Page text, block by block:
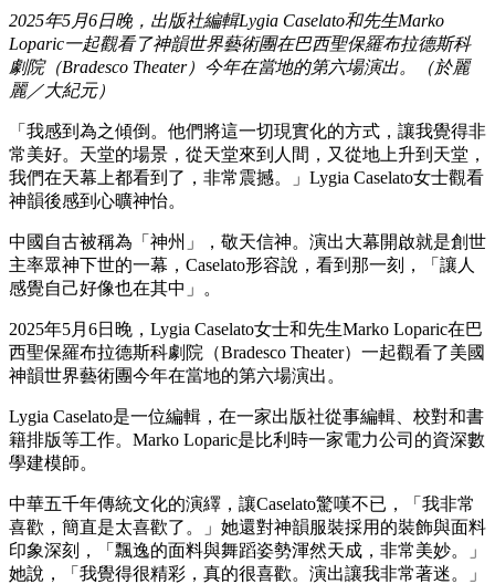
2025年5月6日晚，出版社編輯Lygia Caselato和先生Marko
Loparic一起觀看了神韻世界藝術團在巴西聖保羅布拉德斯科
劇院（Bradesco Theater）今年在當地的第六場演出。（於麗
麗／大紀元）
「我感到為之傾倒。他們將這一切現實化的方式，讓我覺得非
常美好。天堂的場景，從天堂來到人間，又從地上升到天堂，
我們在天幕上都看到了，非常震撼。」Lygia Caselato女士觀看
神韻後感到心曠神怡。
中國自古被稱為「神州」，敬天信神。演出大幕開啟就是創世
主率眾神下世的一幕，Caselato形容說，看到那一刻，「讓人
感覺自己好像也在其中」。
2025年5月6日晚，Lygia Caselato女士和先生Marko Loparic在巴
西聖保羅布拉德斯科劇院（Bradesco Theater）一起觀看了美國
神韻世界藝術團今年在當地的第六場演出。
Lygia Caselato是一位編輯，在一家出版社從事編輯、校對和書
籍排版等工作。Marko Loparic是比利時一家電力公司的資深數
學建模師。
中華五千年傳統文化的演繹，讓Caselato驚嘆不已，「我非常
喜歡，簡直是太喜歡了。」她還對神韻服裝採用的裝飾與面料
印象深刻，「飄逸的面料與舞蹈姿勢渾然天成，非常美妙。」
她說，「我覺得很精彩，真的很喜歡。演出讓我非常著迷。」